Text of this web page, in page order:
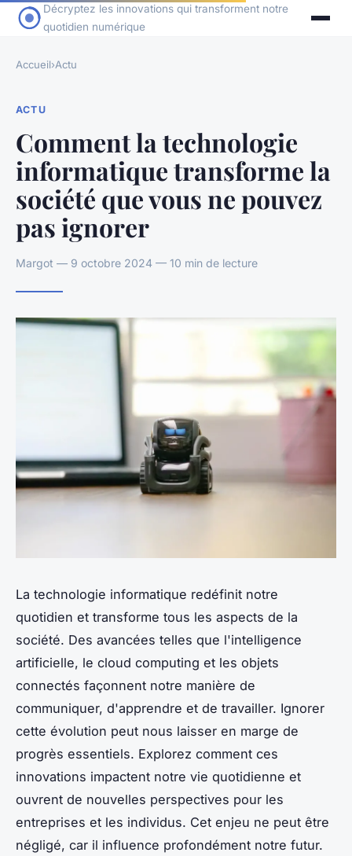
Décryptez les innovations qui transforment notre
quotidien numérique
Accueil›Actu
ACTU
Comment la technologie
informatique transforme la
société que vous ne pouvez
pas ignorer
Margot — 9 octobre 2024 — 10 min de lecture
La technologie informatique redéfinit notre
quotidien et transforme tous les aspects de la
société. Des avancées telles que l'intelligence
artificielle, le cloud computing et les objets
connectés façonnent notre manière de
communiquer, d'apprendre et de travailler. Ignorer
cette évolution peut nous laisser en marge de
progrès essentiels. Explorez comment ces
innovations impactent notre vie quotidienne et
ouvrent de nouvelles perspectives pour les
entreprises et les individus. Cet enjeu ne peut être
négligé, car il influence profondément notre futur.